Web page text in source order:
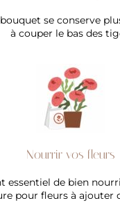
se conserve
à couper le bas des
Nourrir vos fleurs
essentiel de bien
pour fleurs à ajouter